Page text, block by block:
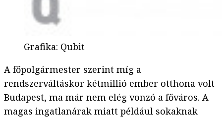
Grafika: Qubit
A főpolgármester szerint míg a
rendszerváltáskor kétmillió ember otthona volt
Budapest, ma már nem elég vonzó a főváros. A
magas ingatlanárak miatt például sokaknak